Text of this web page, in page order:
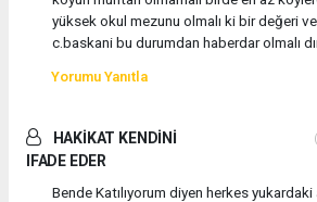
yüksek okul mezunu olmalı ki bir değeri ve
c.baskani bu durumdan haberdar olmalı
Yorumu Yanıtla
HAKİKAT KENDİNİ
IFADE EDER
Bende Katılıyorum diyen herkes